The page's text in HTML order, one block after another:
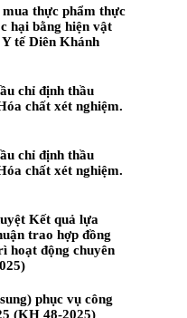
thực phẩm thực
hại bằng hiện vật
tế Diên Khánh
chỉ định thầu
chất xét nghiệm.
chỉ định thầu
chất xét nghiệm.
Kết quả lựa
trao hợp đồng
hoạt động chuyên
phục vụ công
(KH 48-2025)